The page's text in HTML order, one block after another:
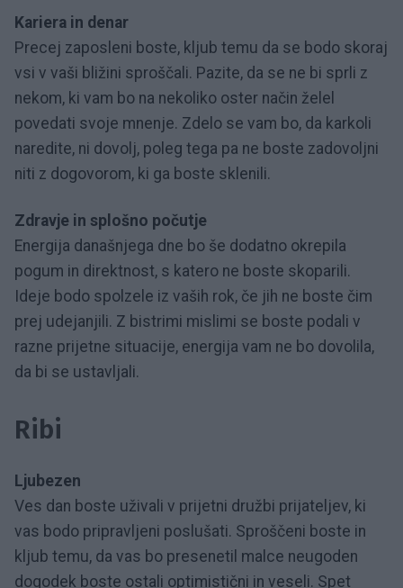
Kariera in denar
Precej zaposleni boste, kljub temu da se bodo skoraj
vsi v vaši bližini sproščali. Pazite, da se ne bi sprli z
nekom, ki vam bo na nekoliko oster način želel
povedati svoje mnenje. Zdelo se vam bo, da karkoli
naredite, ni dovolj, poleg tega pa ne boste zadovoljni
niti z dogovorom, ki ga boste sklenili.
Zdravje in splošno počutje
Energija današnjega dne bo še dodatno okrepila
pogum in direktnost, s katero ne boste skoparili.
Ideje bodo spolzele iz vaših rok, če jih ne boste čim
prej udejanjili. Z bistrimi mislimi se boste podali v
razne prijetne situacije, energija vam ne bo dovolila,
da bi se ustavljali.
Ribi
Ljubezen
Ves dan boste uživali v prijetni družbi prijateljev, ki
vas bodo pripravljeni poslušati. Sproščeni boste in
kljub temu, da vas bo presenetil malce neugoden
dogodek boste ostali optimistični in veseli. Spet